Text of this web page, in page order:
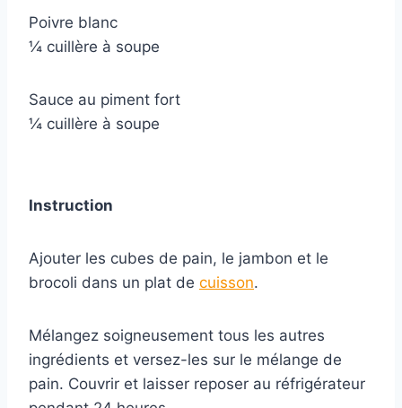
Poivre blanc
¼ cuillère à soupe
Sauce au piment fort
¼ cuillère à soupe
Instruction
Ajouter les cubes de pain, le jambon et le
brocoli dans un plat de cuisson.
Mélangez soigneusement tous les autres
ingrédients et versez-les sur le mélange de
pain. Couvrir et laisser reposer au réfrigérateur